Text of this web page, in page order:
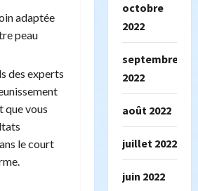
adaptée
peau
des experts
que vous
le court
octobre
2022
septembre
2022
août 2022
juillet 2022
juin 2022